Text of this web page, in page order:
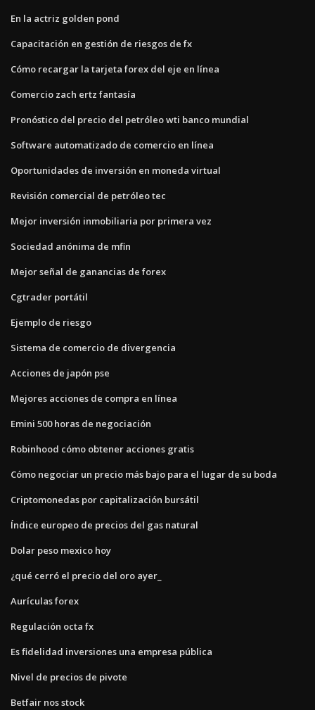
En la actriz golden pond
Capacitación en gestión de riesgos de fx
Cómo recargar la tarjeta forex del eje en línea
Comercio zach ertz fantasía
Pronóstico del precio del petróleo wti banco mundial
Software automatizado de comercio en línea
Oportunidades de inversión en moneda virtual
Revisión comercial de petróleo tec
Mejor inversión inmobiliaria por primera vez
Sociedad anónima de mfin
Mejor señal de ganancias de forex
Cgtrader portátil
Ejemplo de riesgo
Sistema de comercio de divergencia
Acciones de japón pse
Mejores acciones de compra en línea
Emini 500 horas de negociación
Robinhood cómo obtener acciones gratis
Cómo negociar un precio más bajo para el lugar de su boda
Criptomonedas por capitalización bursátil
Índice europeo de precios del gas natural
Dolar peso mexico hoy
¿qué cerró el precio del oro ayer_
Aurículas forex
Regulación octa fx
Es fidelidad inversiones una empresa pública
Nivel de precios de pivote
Betfair nos stock